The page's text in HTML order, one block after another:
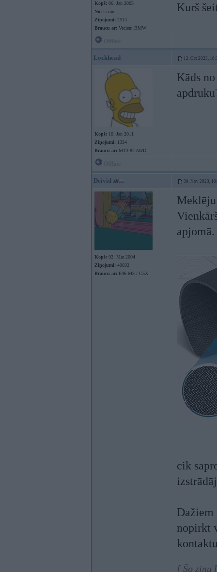
Kopš: 06. Jan 2005
No: Līvāni
Ziņojumi: 2514
Braucu ar: Veciem BMW
Kurš
Lockhead 12. Oct 2023,
Kopš: 10. Jan 2011
Ziņojumi: 1334
Braucu ar: MT3-82 AWD
Kāds
Deivid 30. Nov 2023,
Kopš: 02. Mar 2004
Ziņojumi: 40692
Braucu ar: E46 M3 / C5X
cik
Dažiem
nopirkt
[ Šo ziņu